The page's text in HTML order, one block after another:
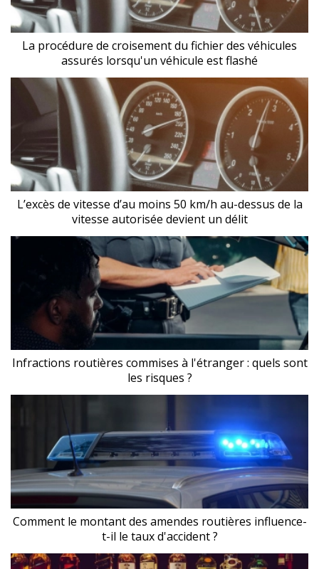
La procédure de croisement du fichier des véhicules
assurés lorsqu'un véhicule est flashé
L’excès de vitesse d’au moins 50 km/h au-dessus de la
vitesse autorisée devient un délit
Infractions routières commises à l'étranger : quels sont
les risques ?
Comment le montant des amendes routières influence-
t-il le taux d'accident ?